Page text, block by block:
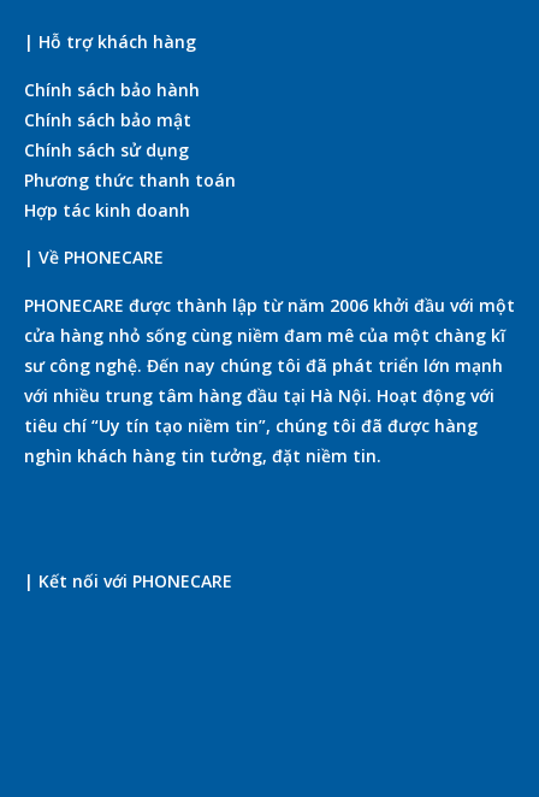
| Hỗ trợ khách hàng
Chính sách bảo hành
Chính sách bảo mật
Chính sách sử dụng
Phương thức thanh toán
Hợp tác kinh doanh
| Về PHONECARE
PHONECARE được thành lập từ năm 2006 khởi đầu với một
cửa hàng nhỏ sống cùng niềm đam mê của một chàng kĩ
sư công nghệ. Đến nay chúng tôi đã phát triển lớn mạnh
với nhiều trung tâm hàng đầu tại Hà Nội. Hoạt động với
tiêu chí “Uy tín tạo niềm tin”, chúng tôi đã được hàng
nghìn khách hàng tin tưởng, đặt niềm tin.
| Kết nối với PHONECARE